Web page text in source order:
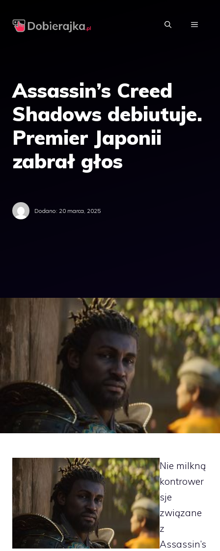
MENU
Assassin’s Creed
Shadows debiutuje.
Premier Japonii
zabrał głos
Dodano: 20 marca, 2025
Nie milkną
kontrower
sje
związane
z
Assassin’s